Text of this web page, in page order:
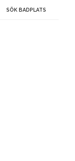
SÖK BADPLATS